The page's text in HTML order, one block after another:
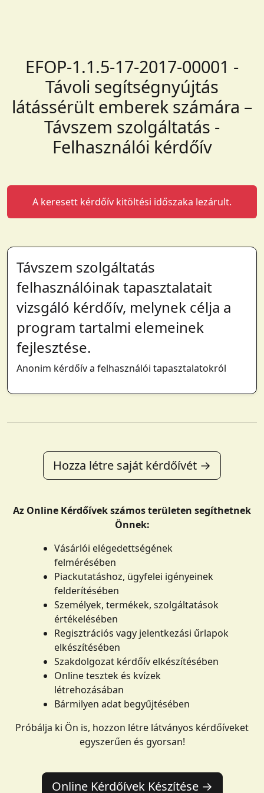
EFOP-1.1.5-17-2017-00001 -
Távoli segítségnyújtás
látássérült emberek számára –
Távszem szolgáltatás -
Felhasználói kérdőív
A keresett kérdőív kitöltési időszaka lezárult.
Távszem szolgáltatás
felhasználóinak tapasztalatait
vizsgáló kérdőív, melynek célja a
program tartalmi elemeinek
fejlesztése.
Anonim kérdőív a felhasználói tapasztalatokról
Hozza létre saját kérdőívét →
Az Online Kérdőívek számos területen segíthetnek
Önnek:
Vásárlói elégedettségének
felmérésében
Piackutatáshoz, ügyfelei igényeinek
felderítésében
Személyek, termékek, szolgáltatások
értékelésében
Regisztrációs vagy jelentkezási űrlapok
elkészítésében
Szakdolgozat kérdőív elkészítésében
Online tesztek és kvízek
létrehozásában
Bármilyen adat begyűjtésében
Próbálja ki Ön is, hozzon létre látványos kérdőíveket
egyszerűen és gyorsan!
Online Kérdőívek Készítése →